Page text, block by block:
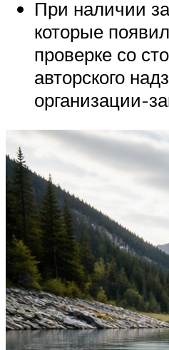
При наличии
которые
проверке со
авторского
организации-